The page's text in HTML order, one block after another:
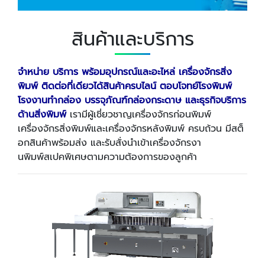
สินค้าและบริการ
จำหน่าย บริการ พร้อมอุปกรณ์และอะไหล่ เครื่องจักรสิ่ง
พิมพ์ ติดต่อที่เดียวได้สินค้าครบไลน์ ตอบโจทย์โรงพิมพ์
โรงงานทำกล่อง บรรจุภัณฑ์กล่องกระดาษ และธุรกิจบริการ
ด้านสิ่งพิมพ์เรามีผู้เชี่ยวชาญเครื่องจักรก่อนพิมพ์
เครื่องจักรสิ่งพิมพ์และเครื่องจักรหลังพิมพ์ ครบถ้วน มีสต็
อกสินค้าพร้อมส่ง และรับสั่งนำเข้าเครื่องจักรงา
นพิมพ์สเปคพิเศษตามความต้องการของลูกค้า